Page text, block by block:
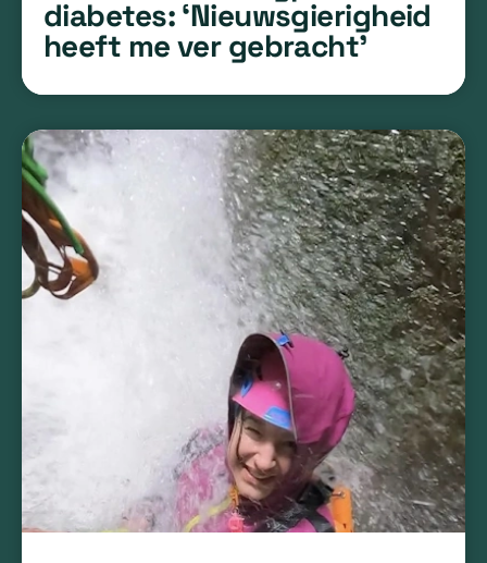
diabetes: ‘Nieuwsgierigheid
heeft me ver gebracht’